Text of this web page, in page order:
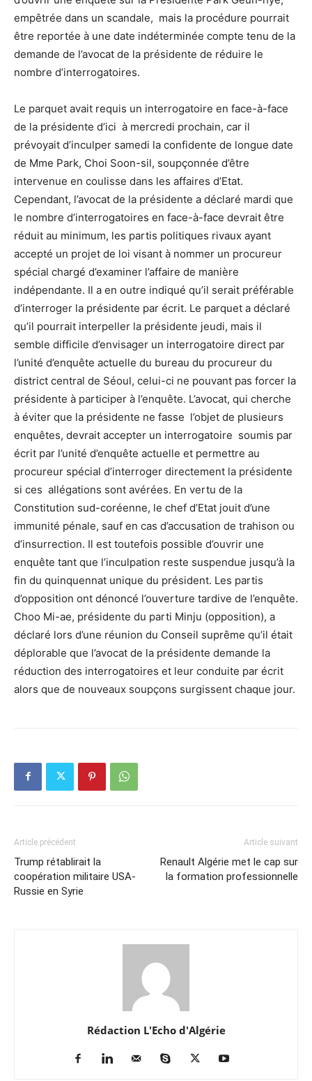
empêtrée dans un scandale, mais la procédure pourrait
être reportée à une date indéterminée compte tenu de la
demande de l’avocat de la présidente de réduire le
nombre d’interrogatoires.
Le parquet avait requis un interrogatoire en face-à-face
de la présidente d’ici à mercredi prochain, car il
prévoyait d’inculper samedi la confidente de longue date
de Mme Park, Choi Soon-sil, soupçonnée d’être
intervenue en coulisse dans les affaires d’Etat.
Cependant, l’avocat de la présidente a déclaré mardi que
le nombre d’interrogatoires en face-à-face devrait être
réduit au minimum, les partis politiques rivaux ayant
accepté un projet de loi visant à nommer un procureur
spécial chargé d’examiner l’affaire de manière
indépendante. Il a en outre indiqué qu’il serait préférable
d’interroger la présidente par écrit. Le parquet a déclaré
qu’il pourrait interpeller la présidente jeudi, mais il
semble difficile d’envisager un interrogatoire direct par
l’unité d’enquête actuelle du bureau du procureur du
district central de Séoul, celui-ci ne pouvant pas forcer la
présidente à participer à l’enquête. L’avocat, qui cherche
à éviter que la présidente ne fasse l’objet de plusieurs
enquêtes, devrait accepter un interrogatoire soumis par
écrit par l’unité d’enquête actuelle et permettre au
procureur spécial d’interroger directement la présidente
si ces allégations sont avérées. En vertu de la
Constitution sud-coréenne, le chef d’Etat jouit d’une
immunité pénale, sauf en cas d’accusation de trahison ou
d’insurrection. Il est toutefois possible d’ouvrir une
enquête tant que l’inculpation reste suspendue jusqu’à la
fin du quinquennat unique du président. Les partis
d’opposition ont dénoncé l’ouverture tardive de l’enquête.
Choo Mi-ae, présidente du parti Minju (opposition), a
déclaré lors d’une réunion du Conseil suprême qu’il était
déplorable que l’avocat de la présidente demande la
réduction des interrogatoires et leur conduite par écrit
alors que de nouveaux soupçons surgissent chaque jour.
Article précédent
Trump rétablirait la
coopération militaire USA-
Russie en Syrie
Article suivant
Renault Algérie met le cap sur
la formation professionnelle
Rédaction L'Echo d'Algérie